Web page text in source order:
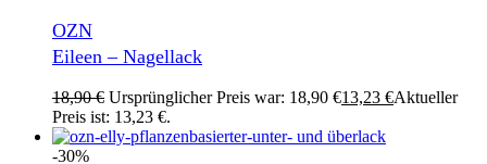
OZN
Eileen – Nagellack
18,90€ Ursprünglicher Preis war: 18,90 €13,23 €Aktueller
Preis ist: 13,23 €.
-30%